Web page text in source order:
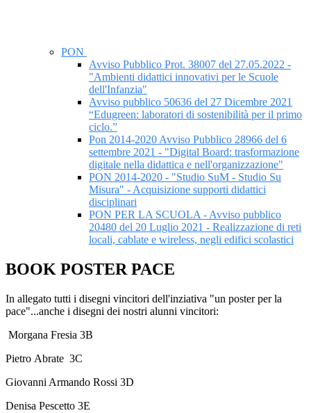
PON
Avviso Pubblico Prot. 38007 del 27.05.2022 -
"Ambienti didattici innovativi per le Scuole
dell'Infanzia"
Avviso pubblico 50636 del 27 Dicembre 2021
“Edugreen: laboratori di sostenibilità per il primo
ciclo.”
Pon 2014-2020 Avviso Pubblico 28966 del 6
settembre 2021 - "Digital Board: trasformazione
digitale nella didattica e nell'organizzazione"
PON 2014-2020 - "Studio SuM - Studio Su
Misura" - Acquisizione supporti didattici
disciplinari
PON PER LA SCUOLA - Avviso pubblico
20480 del 20 Luglio 2021 - Realizzazione di reti
locali, cablate e wireless, negli edifici scolastici
BOOK POSTER PACE
In allegato tutti i disegni vincitori dell'inziativa "un poster per la
pace"...anche i disegni dei nostri alunni vincitori:
Morgana Fresia 3B
Pietro Abrate 3C
Giovanni Armando Rossi 3D
Denisa Pescetto 3E